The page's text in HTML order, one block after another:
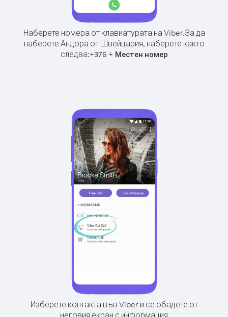
Наберете номера от клавиатурата на Viber.За да
наберете Андора от Швейцария, наберете както
следва:+376 + Местен номер
Изберете контакта във Viber и се обадете от
неговия екран с информация